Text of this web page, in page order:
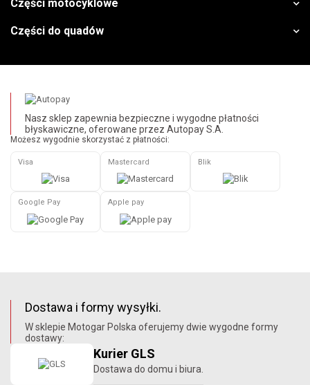
Części motocyklowe
Części do quadów
Nasz sklep zapewnia bezpieczne i wygodne płatności
błyskawiczne, oferowane przez Autopay S.A.
Możesz wygodnie skorzystać z płatności:
Visa Mastercard Blik
Google Pay Apple pay
Dostawa i formy wysyłki.
W sklepie Motogar Polska oferujemy dwie wygodne formy
dostawy:
Kurier GLS
Dostawa do domu i biura.